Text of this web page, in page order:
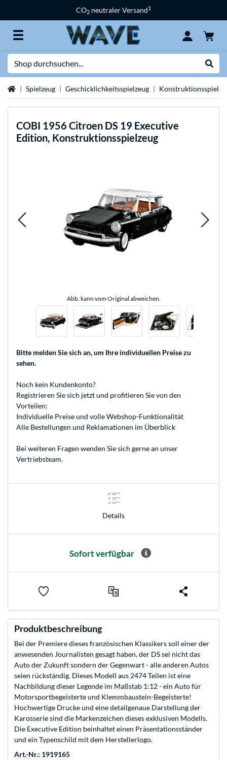
CO2 neutraler Versand1
StartseiteSpielzeug Geschicklichkeitsspielzeug
COBI 1956 Citroen DS 19 Executive
Edition, Konstruktionsspielzeug
Abb. kann vom Original abweichen.
Bitte melden Sie sich an, um Ihre individuellen Preise zu
sehen.
Noch kein Kundenkonto?
Registrieren Sie sich jetzt und profitieren Sie von den
Vorteilen:
Individuelle Preise und volle Webshop-Funktionalität
Alle Bestellungen und Reklamationen im Überblick
Bei weiteren Fragen wenden Sie sich gerne an unser
Vertriebsteam.
Details
Sofort verfügbar
Produktbeschreibung
Bei der Premiere dieses französischen Klassikers soll einer der
anwesenden Journalisten gesagt haben, der DS sei nicht das
Auto der Zukunft sondern der Gegenwart - alle anderen Autos
seien rückständig. Dieses Modell aus 2474 Teilen ist eine
Nachbildung dieser Legende im Maßstab 1:12 - ein Auto für
Motorsportbegeisterte und Klemmbaustein-Begeisterte!
Hochwertige Drucke und eine detailgenaue Darstellung der
Karosserie sind die Markenzeichen dieses exklusiven Modells.
Die Executive Edition beinhaltet einen Präsentationsständer
und ein Typenschild mit dem Herstellerlogo.
Art.-Nr.: 1919165